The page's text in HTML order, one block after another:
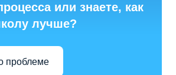
или знаете, как
лучше?
проблеме